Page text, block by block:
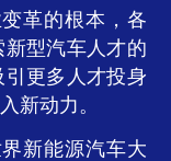
革的根本，各
型汽车人才的
更多人才投身
新动力。
新能源汽车大